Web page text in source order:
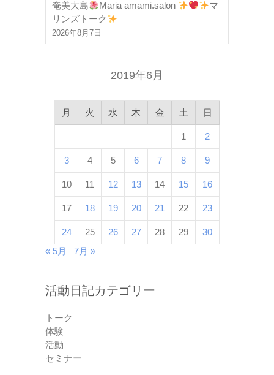
奄美大島 Maria amami.salon
マ
リンズトーク
2026年8月7日
2019年6月
月 火 水 木 金 土 日
1 2
3 4 5 6 7 8 9
10 11 12 13 14 15 16
17 18 19 20 21 22 23
24 25 26 27 28 29
30
« 5月
7月 »
活動日記カテゴリー
トーク
体験
活動
セミナー